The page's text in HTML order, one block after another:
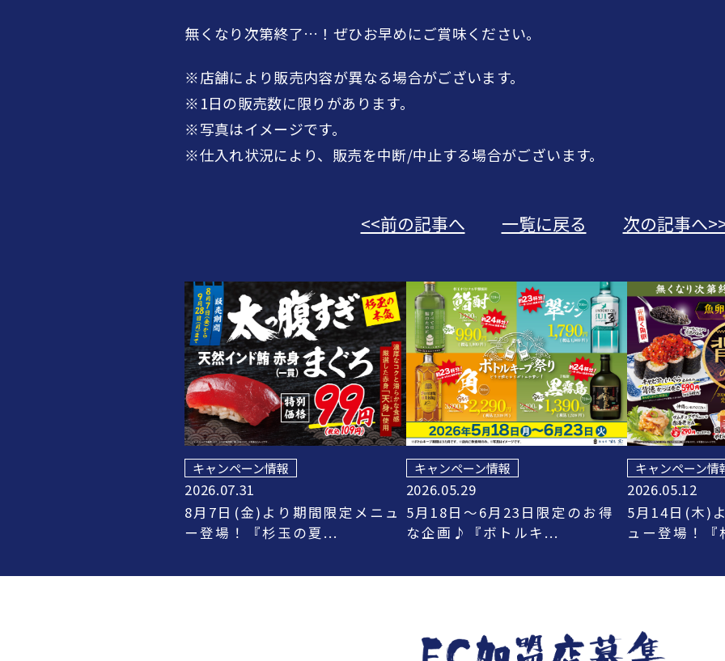
無くなり次第終了…！ぜひお早めにご賞味ください。
※店舗により販売内容が異なる場合がございます。
※1日の販売数に限りがあります。
※写真はイメージです。
※仕入れ状況により、販売を中断/中止する場合がございます。
<<前の記事へ 一覧に戻る 次の記事へ
キャンペーン情報
2026.07.31
8月7日(金)より期間限定メニュ
ー登場！『杉玉の夏...
キャンペーン情報
2026.05.29
5月18日～6月23日限定のお得
な企画♪『ボトルキ...
キャンペーン情
2026.05.12
5月14日(木)
ュー登場！